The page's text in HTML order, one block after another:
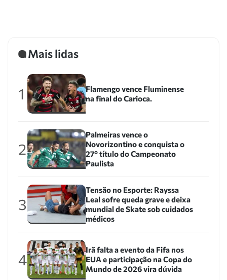
Mais lidas
1
Flamengo vence Fluminense
na final do Carioca.
2
Palmeiras vence o
Novorizontino e conquista o
27º título do Campeonato
Paulista
3
Tensão no Esporte: Rayssa
Leal sofre queda grave e deixa
mundial de Skate sob cuidados
médicos
4
Irã falta a evento da Fifa nos
EUA e participação na Copa do
Mundo de 2026 vira dúvida